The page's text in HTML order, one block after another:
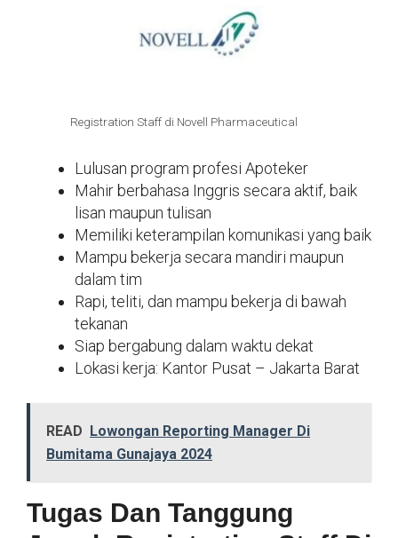
Registration Staff di Novell Pharmaceutical
Lulusan program profesi Apoteker
Mahir berbahasa Inggris secara aktif, baik
lisan maupun tulisan
Memiliki keterampilan komunikasi yang baik
Mampu bekerja secara mandiri maupun
dalam tim
Rapi, teliti, dan mampu bekerja di bawah
tekanan
Siap bergabung dalam waktu dekat
Lokasi kerja: Kantor Pusat – Jakarta Barat
READ Lowongan Reporting Manager Di
Bumitama Gunajaya 2024
Tugas Dan Tanggung